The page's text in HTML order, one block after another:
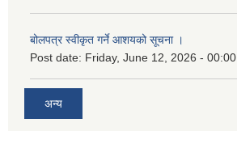
बोलपत्र स्वीकृत गर्ने आशयको सूचना ।
Post date: Friday, June 12, 2026 - 00:00
अन्य